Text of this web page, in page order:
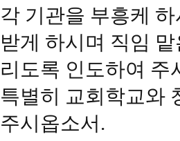
각 기관을 부흥케
받게 하시며 직임
리도록 인도하여 주
특별히 교회학교와
주시옵소서.